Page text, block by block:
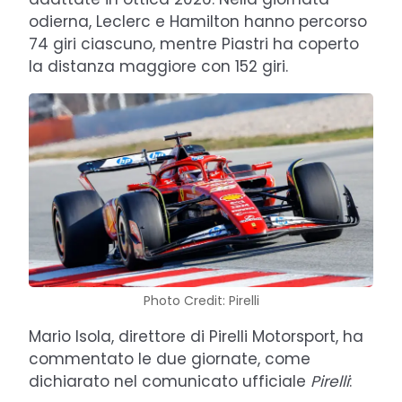
odierna, Leclerc e Hamilton hanno percorso
74 giri ciascuno, mentre Piastri ha coperto
la distanza maggiore con 152 giri.
Photo Credit: Pirelli
Mario Isola, direttore di Pirelli Motorsport, ha
commentato le due giornate, come
dichiarato nel comunicato ufficiale Pirelli: